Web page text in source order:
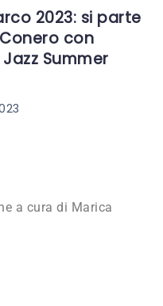
2023: si parte
con
Summer
a cura di Marica